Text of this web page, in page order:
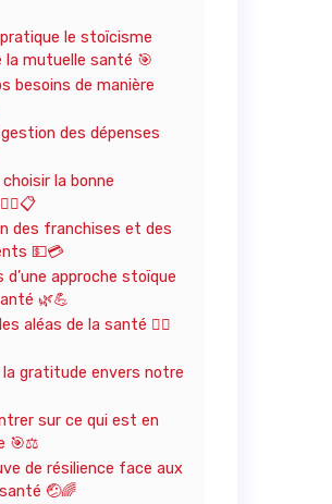
le stoïcisme
la mutuelle santé 🎯
besoins de manière
des dépenses
la bonne
des franchises et des
💵💳
d’une approche stoïque
🌿💪
aléas de la santé 🤷‍♀️
la gratitude envers notre
sur ce qui est en
🎯⚖️
de résilience face aux
🤕🌈